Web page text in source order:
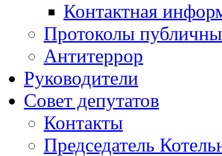
Контактная
Протоколы
Антитеррор
Руководители
Совет депутатов
Контакты
Председатель